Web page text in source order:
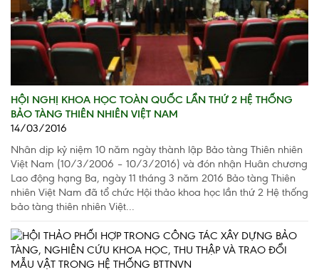
HỘI NGHỊ KHOA HỌC TOÀN QUỐC LẦN THỨ 2 HỆ THỐNG
BẢO TÀNG THIÊN NHIÊN VIỆT NAM
14/03/2016
Nhân dịp kỷ niệm 10 năm ngày thành lập Bảo tàng Thiên nhiên
Việt Nam (10/3/2006 – 10/3/2016) và đón nhận Huân chương
Lao động hạng Ba, ngày 11 tháng 3 năm 2016 Bảo tàng Thiên
nhiên Việt Nam đã tổ chức Hội thảo khoa học lần thứ 2 Hệ thống
bảo tàng thiên nhiên Việt...